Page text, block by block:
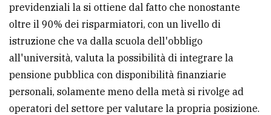
PRIVACY
Privacy
policy
Cookie
policy
previdenziali la si ottiene dal fatto che nonostante
oltre il 90% dei risparmiatori, con un livello di
istruzione che va dalla scuola dell'obbligo
all'università, valuta la possibilità di integrare la
pensione pubblica con disponibilità finanziarie
personali, solamente meno della metà si rivolge ad
operatori del settore per valutare la propria posizione.